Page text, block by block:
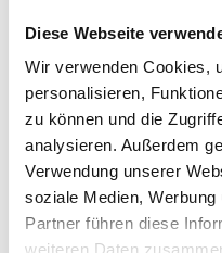
Diese Webseite
Wir verwenden Cookies,
personalisieren,
zu können und die
analysieren. Außerdem
Verwendung unserer
soziale Medien,
Partner führen diese
di soccorso.